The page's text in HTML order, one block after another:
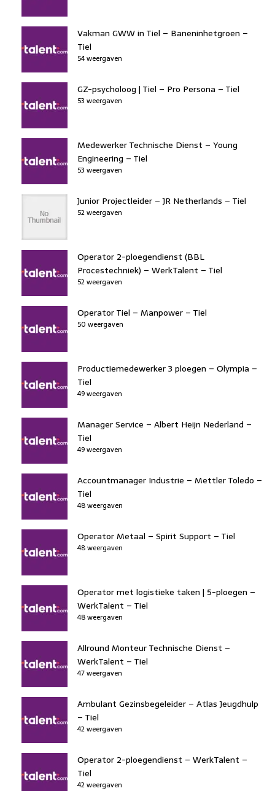
Vakman GWW in Tiel – Baneninhetgroen –
Tiel
54 weergaven
GZ-psycholoog | Tiel – Pro Persona – Tiel
53 weergaven
Medewerker Technische Dienst – Young
Engineering – Tiel
53 weergaven
Junior Projectleider – JR Netherlands – Tiel
52 weergaven
Operator 2-ploegendienst (BBL
Procestechniek) – WerkTalent – Tiel
52 weergaven
Operator Tiel – Manpower – Tiel
50 weergaven
Productiemedewerker 3 ploegen – Olympia –
Tiel
49 weergaven
Manager Service – Albert Heijn Nederland –
Tiel
49 weergaven
Accountmanager Industrie – Mettler Toledo –
Tiel
48 weergaven
Operator Metaal – Spirit Support – Tiel
48 weergaven
Operator met logistieke taken | 5-ploegen –
WerkTalent – Tiel
48 weergaven
Allround Monteur Technische Dienst –
WerkTalent – Tiel
47 weergaven
Ambulant Gezinsbegeleider – Atlas Jeugdhulp
– Tiel
42 weergaven
Operator 2-ploegendienst – WerkTalent –
Tiel
42 weergaven